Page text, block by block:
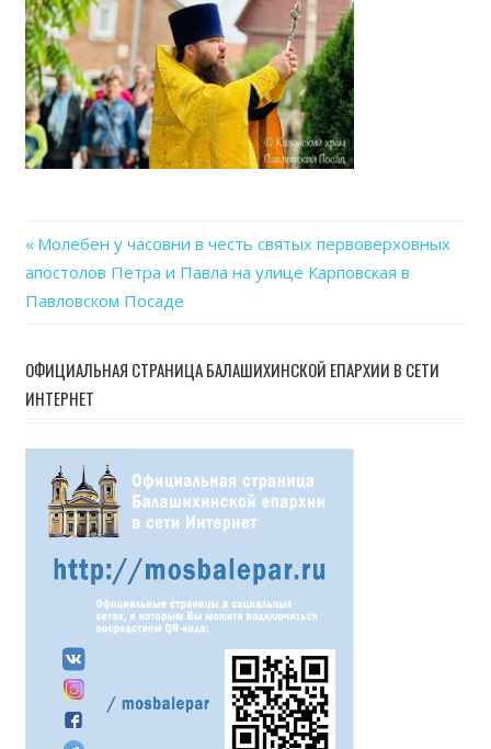
Навигация
по
записям
Previous
Post:
Молебен у часовни в честь святых первоверховных
апостолов Петра и Павла на улице Карповская в
Павловском Посаде
ОФИЦИАЛЬНАЯ СТРАНИЦА БАЛАШИХИНСКОЙ ЕПАРХИИ В СЕТИ
ИНТЕРНЕТ